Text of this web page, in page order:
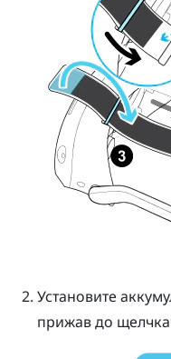
Установите
прижав до щелчка